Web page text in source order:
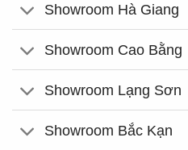
Showroom Hà Giang
Showroom Cao Bằng
Showroom Lạng Sơn
Showroom Bắc Kạn